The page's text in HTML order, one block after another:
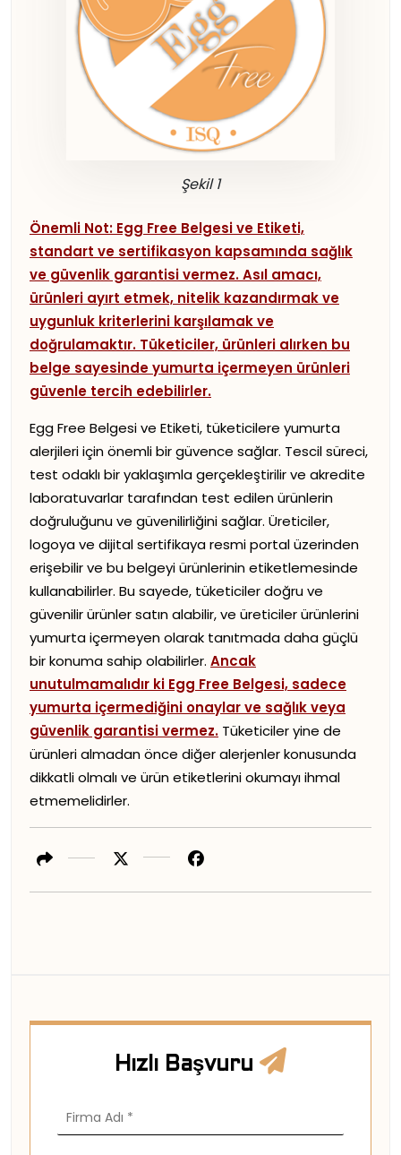
Şekil 1
Önemli Not: Egg Free Belgesi ve Etiketi,
standart ve sertifikasyon kapsamında sağlık
ve güvenlik garantisi vermez. Asıl amacı,
ürünleri ayırt etmek, nitelik kazandırmak ve
uygunluk kriterlerini karşılamak ve
doğrulamaktır. Tüketiciler, ürünleri alırken bu
belge sayesinde yumurta içermeyen ürünleri
güvenle tercih edebilirler.
Egg Free Belgesi ve Etiketi, tüketicilere yumurta
alerjileri için önemli bir güvence sağlar. Tescil süreci,
test odaklı bir yaklaşımla gerçekleştirilir ve akredite
laboratuvarlar tarafından test edilen ürünlerin
doğruluğunu ve güvenilirliğini sağlar. Üreticiler,
logoya ve dijital sertifikaya resmi portal üzerinden
erişebilir ve bu belgeyi ürünlerinin etiketlemesinde
kullanabilirler. Bu sayede, tüketiciler doğru ve
güvenilir ürünler satın alabilir, ve üreticiler ürünlerini
yumurta içermeyen olarak tanıtmada daha güçlü
bir konuma sahip olabilirler. Ancak
unutulmamalıdır ki Egg Free Belgesi, sadece
yumurta içermediğini onaylar ve sağlık veya
güvenlik garantisi vermez. Tüketiciler yine de
ürünleri almadan önce diğer alerjenler konusunda
dikkatli olmalı ve ürün etiketlerini okumayı ihmal
etmemelidirler.
Hızlı Başvuru